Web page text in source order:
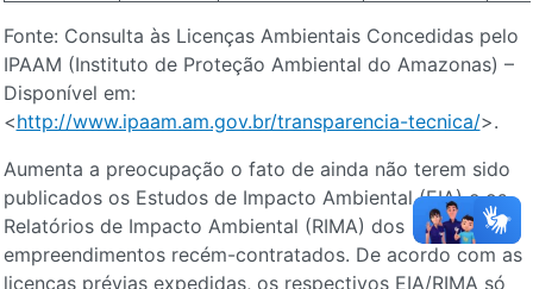
Fonte: Consulta às Licenças Ambientais Concedidas pelo
IPAAM (Instituto de Proteção Ambiental do Amazonas) –
Disponível em:
<http://www.ipaam.am.gov.br/transparencia-tecnica/>.
Aumenta a preocupação o fato de ainda não terem sido
publicados os Estudos de Impacto Ambiental (EIA) e os
Relatórios de Impacto Ambiental (RIMA) dos
empreendimentos recém-contratados. De acordo com as
licenças prévias expedidas, os respectivos EIA/RIMA só